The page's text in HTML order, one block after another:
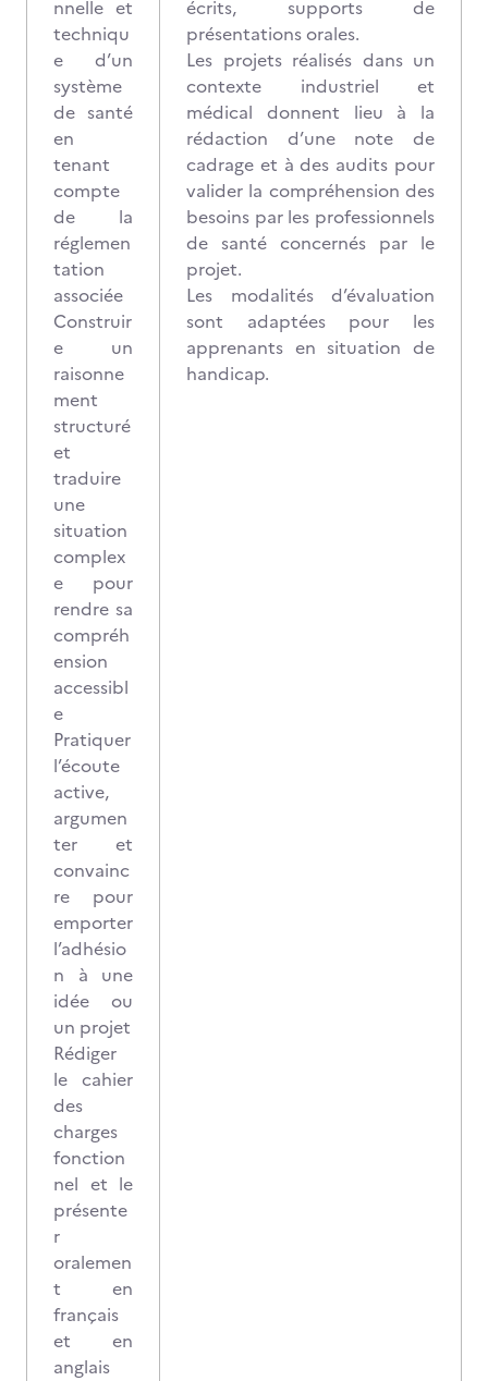
nnelle et
techniqu
e d’un
système
de santé
en
tenant
compte
de la
réglemen
tation
associée
Construir
e un
raisonne
ment
structuré
et
traduire
une
situation
complex
e pour
rendre sa
compréh
ension
accessibl
e
Pratiquer
l’écoute
active,
argumen
ter et
convainc
re pour
emporter
l’adhésio
n à une
idée ou
un projet
Rédiger
le cahier
des
charges
fonction
nel et le
présente
r
oralemen
t en
français
et en
anglais
écrits, supports de
présentations orales.
Les projets réalisés dans un
contexte industriel et
médical donnent lieu à la
rédaction d’une note de
cadrage et à des audits pour
valider la compréhension des
besoins par les professionnels
de santé concernés par le
projet.
Les modalités d’évaluation
sont adaptées pour les
apprenants en situation de
handicap.